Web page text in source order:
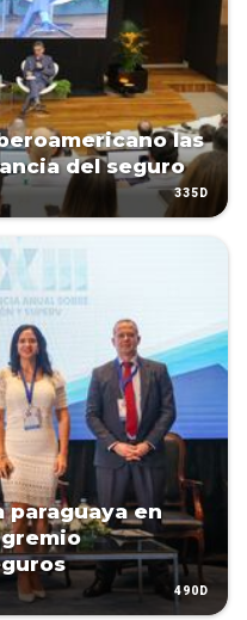
las
del seguro
335D
paraguaya en
490D